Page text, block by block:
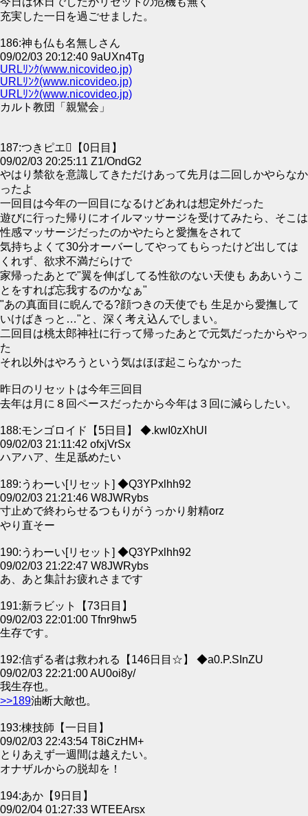
充実した一日を過ごせました。
186:神も仏も名無しさん
09/02/03 20:12:40 9aUXn4Tg
URLﾘﾝｸ(www.nicovideo.jp)
URLﾘﾝｸ(www.nicovideo.jp)
URLﾘﾝｸ(www.nicovideo.jp)
カルト教団「親鸞会」
187:つきピエ【0日目】
09/02/03 20:25:11 Z1/OndG2
やはり禁欲を意識してきただけあって先月は二回しかやらなか
ったよ
一回目は今年の一回目になるけどあれは想定外だった
遊びに行った帰りにオイルマッサージを受けてみたら、そこは
性感マッサージだったのかやたらと愛撫をされて
気持ちよくて30分オーバーしてやってもらったけど出しては
くれず、欲求不満だらけで
家帰ったあとで"翼を伸ばしてる性欲のない天使も ああいうこ
とをすれば忘我するのかなぁ"
"あの真面目に睨んでる?顔つきの天使でも 生足から愛撫して
いけばきっと…"と、深く考え込んでしまい。
二回目は桃太郎神社に行って帰ったあとで元気だったからやっ
た
それ以外はやろうという気はほぼ起こらなかった
昨日のリセットは今年三回目
去年は月に８回ペースだったから今年は３回に減らしたい。
188:モンゴロイド【5日目】 ◆.kwI0zXhUI
09/02/03 21:11:42 ofxjVrSx
ハアハア、生足舐めたい
189:うわーい[リセット] ◆Q3YPxlhh92
09/02/03 21:21:46 W8JWRybs
寸止めで終わらせるつもりがうっかり射精orz
やり直そー
190:うわーい[リセット] ◆Q3YPxlhh92
09/02/03 21:22:47 W8JWRybs
あ、あと集計お疲れさまです
191:新ラビット【73日目】
09/02/03 22:01:00 Tfnr9hw5
生存です。
192:信ずる者は救われる【146日目☆】 ◆a0.P.SInZU
09/02/03 22:21:00 AU0oi8y/
我生存也。
>>189油断大敵也。
193:棟技師【一日目】
09/02/03 22:43:54 T8iCzHM+
とりあえず一週間は越えたい。
オナザルからの脱却を！
194:あか【9日目】
09/02/04 01:27:33 WTEEArsx